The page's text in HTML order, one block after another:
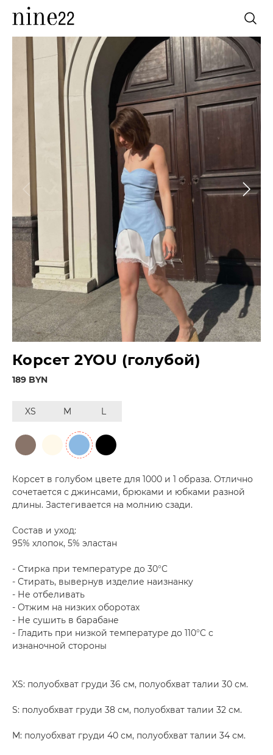
Корсет 2YOU (голубой)
189 BYN
XS M L
Корсет в голубом цвете для 1000 и 1 образа. Отлично
сочетается с джинсами, брюками и юбками разной
длины. Застегивается на молнию сзади.
Состав и уход:
95% хлопок, 5% эластан
- Стирка при температуре до 30°C
- Стирать, вывернув изделие наизнанку
- Не отбеливать
- Отжим на низких оборотах
- Не сушить в барабане
- Гладить при низкой температуре до 110°C с
изнаночной стороны
XS: полуобхват груди 36 см, полуобхват талии 30 см.
S: полуобхват груди 38 см, полуобхват талии 32 см.
M: полуобхват груди 40 см, полуобхват талии 34 см.